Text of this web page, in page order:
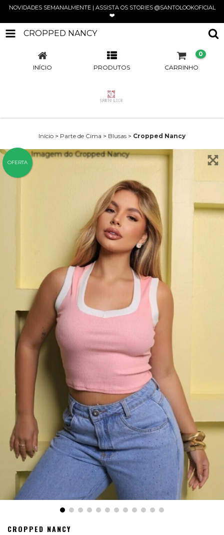
NOVIDADES SEMANALMENTE | ASSISTA OS STORIES @SANTOLOOKOFICIAL
❤️
CROPPED NANCY
INÍCIO PRODUTOS CARRINHO
0
Início > Parte de Cima > Blusas > Cropped Nancy
OFERTA
CROPPED NANCY